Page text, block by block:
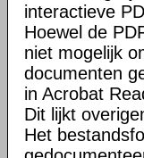
interactieve
Hoewel de
niet mogelijk
documenten
in Acrobat
Dit lijkt
Het